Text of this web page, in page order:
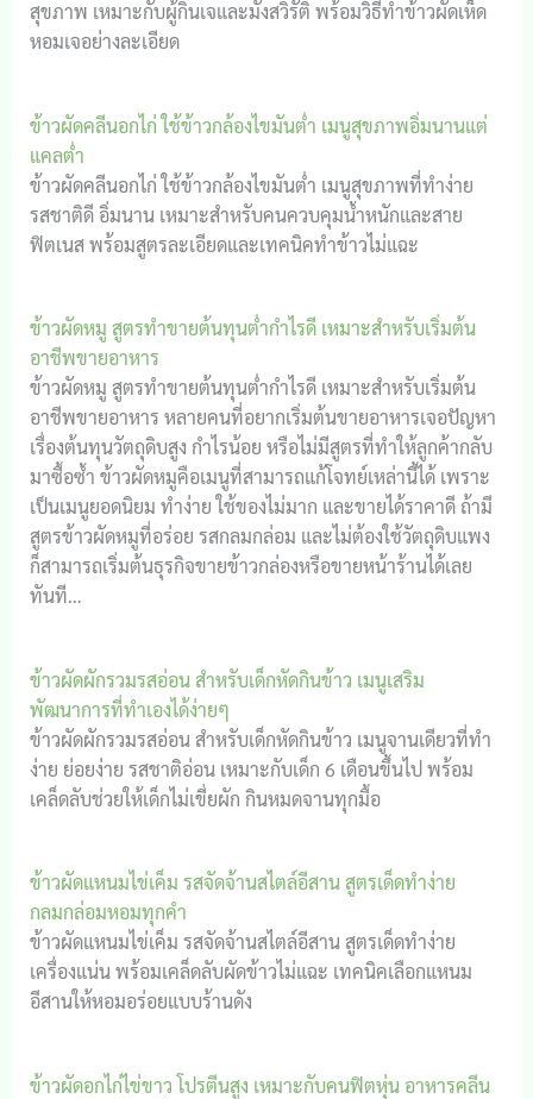
สุขภาพ เหมาะกับผู้กินเจและมังสวิรัติ พร้อมวิธีทำข้าวผัดเห็ด
หอมเจอย่างละเอียด
ข้าวผัดคลีนอกไก่ ใช้ข้าวกล้องไขมันต่ำ เมนูสุขภาพอิ่มนานแต่
แคลต่ำ
ข้าวผัดคลีนอกไก่ ใช้ข้าวกล้องไขมันต่ำ เมนูสุขภาพที่ทำง่าย
รสชาติดี อิ่มนาน เหมาะสำหรับคนควบคุมน้ำหนักและสาย
ฟิตเนส พร้อมสูตรละเอียดและเทคนิคทำข้าวไม่แฉะ
ข้าวผัดหมู สูตรทำขายต้นทุนต่ำกำไรดี เหมาะสำหรับเริ่มต้น
อาชีพขายอาหาร
ข้าวผัดหมู สูตรทำขายต้นทุนต่ำกำไรดี เหมาะสำหรับเริ่มต้น
อาชีพขายอาหาร หลายคนที่อยากเริ่มต้นขายอาหารเจอปัญหา
เรื่องต้นทุนวัตถุดิบสูง กำไรน้อย หรือไม่มีสูตรที่ทำให้ลูกค้ากลับ
มาซื้อซ้ำ ข้าวผัดหมูคือเมนูที่สามารถแก้โจทย์เหล่านี้ได้ เพราะ
เป็นเมนูยอดนิยม ทำง่าย ใช้ของไม่มาก และขายได้ราคาดี ถ้ามี
สูตรข้าวผัดหมูที่อร่อย รสกลมกล่อม และไม่ต้องใช้วัตถุดิบแพง
ก็สามารถเริ่มต้นธุรกิจขายข้าวกล่องหรือขายหน้าร้านได้เลย
ทันที…
ข้าวผัดผักรวมรสอ่อน สำหรับเด็กหัดกินข้าว เมนูเสริม
พัฒนาการที่ทำเองได้ง่ายๆ
ข้าวผัดผักรวมรสอ่อน สำหรับเด็กหัดกินข้าว เมนูจานเดียวที่ทำ
ง่าย ย่อยง่าย รสชาติอ่อน เหมาะกับเด็ก 6 เดือนขึ้นไป พร้อม
เคล็ดลับช่วยให้เด็กไม่เขี่ยผัก กินหมดจานทุกมื้อ
ข้าวผัดแหนมไข่เค็ม รสจัดจ้านสไตล์อีสาน สูตรเด็ดทำง่าย
กลมกล่อมหอมทุกคำ
ข้าวผัดแหนมไข่เค็ม รสจัดจ้านสไตล์อีสาน สูตรเด็ดทำง่าย
เครื่องแน่น พร้อมเคล็ดลับผัดข้าวไม่แฉะ เทคนิคเลือกแหนม
อีสานให้หอมอร่อยแบบร้านดัง
ข้าวผัดอกไก่ไข่ขาว โปรตีนสูง เหมาะกับคนฟิตหุ่น อาหารคลีน